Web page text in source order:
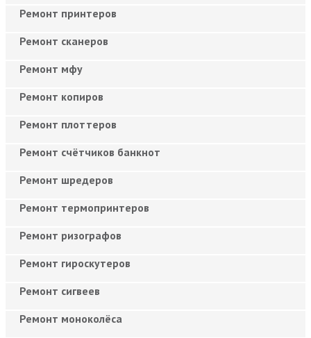
Ремонт принтеров
Ремонт сканеров
Ремонт мфу
Ремонт копиров
Ремонт плоттеров
Ремонт счётчиков банкнот
Ремонт шредеров
Ремонт термопринтеров
Ремонт ризографов
Ремонт гироскутеров
Ремонт сигвеев
Ремонт моноколёса